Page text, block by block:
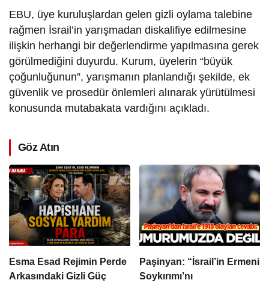
EBU, üye kuruluşlardan gelen gizli oylama talebine
rağmen İsrail’in yarışmadan diskalifiye edilmesine
ilişkin herhangi bir değerlendirme yapılmasına gerek
görülmediğini duyurdu. Kurum, üyelerin “büyük
çoğunluğunun”, yarışmanın planlandığı şekilde, ek
güvenlik ve prosedür önlemleri alınarak yürütülmesi
konusunda mutabakata vardığını açıkladı.
Göz Atın
Esma Esad Rejimin Perde
Arkasındaki Gizli Güç
Paşinyan: “İsrail’in Ermeni
Soykırımı’nı